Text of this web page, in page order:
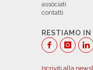
assòciati
contatti
RESTIAMO
Iscriviti alla